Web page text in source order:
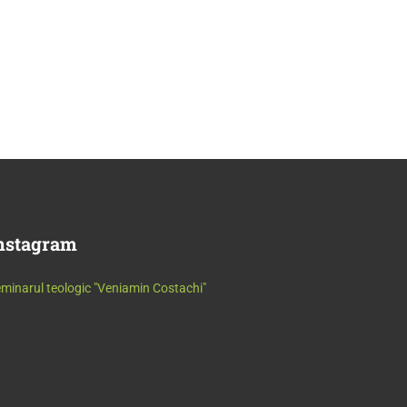
teologic "Veniamin Costachi"